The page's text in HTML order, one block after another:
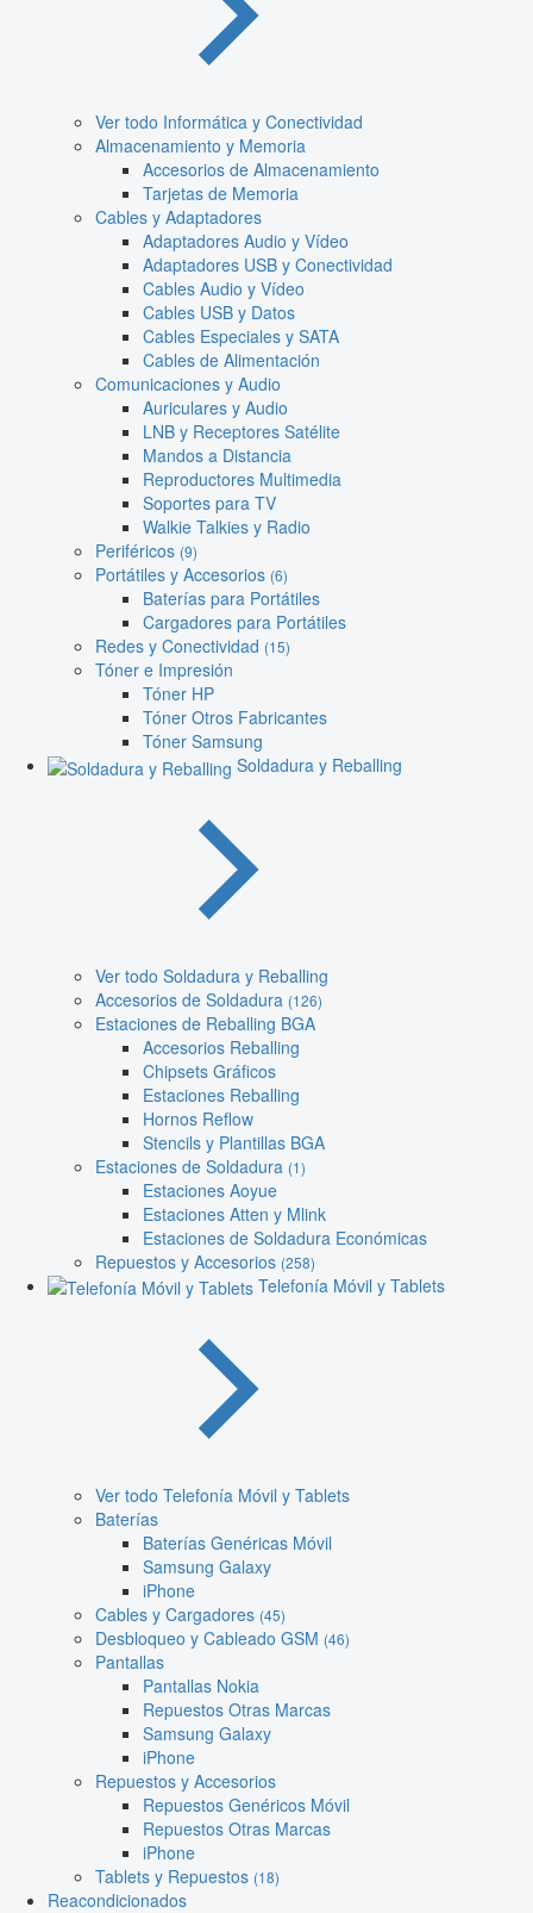
Ver todo Informática y Conectividad
Almacenamiento y Memoria
Accesorios de Almacenamiento
Tarjetas de Memoria
Cables y Adaptadores
Adaptadores Audio y Vídeo
Adaptadores USB y Conectividad
Cables Audio y Vídeo
Cables USB y Datos
Cables Especiales y SATA
Cables de Alimentación
Comunicaciones y Audio
Auriculares y Audio
LNB y Receptores Satélite
Mandos a Distancia
Reproductores Multimedia
Soportes para TV
Walkie Talkies y Radio
Periféricos (9)
Portátiles y Accesorios (6)
Baterías para Portátiles
Cargadores para Portátiles
Redes y Conectividad (15)
Tóner e Impresión
Tóner HP
Tóner Otros Fabricantes
Tóner Samsung
Soldadura y Reballing
Ver todo Soldadura y Reballing
Accesorios de Soldadura (126)
Estaciones de Reballing BGA
Accesorios Reballing
Chipsets Gráficos
Estaciones Reballing
Hornos Reflow
Stencils y Plantillas BGA
Estaciones de Soldadura (1)
Estaciones Aoyue
Estaciones Atten y Mlink
Estaciones de Soldadura Económicas
Repuestos y Accesorios (258)
Telefonía Móvil y Tablets
Ver todo Telefonía Móvil y Tablets
Baterías
Baterías Genéricas Móvil
Samsung Galaxy
iPhone
Cables y Cargadores (45)
Desbloqueo y Cableado GSM (46)
Pantallas
Pantallas Nokia
Repuestos Otras Marcas
Samsung Galaxy
iPhone
Repuestos y Accesorios
Repuestos Genéricos Móvil
Repuestos Otras Marcas
iPhone
Tablets y Repuestos (18)
Reacondicionados